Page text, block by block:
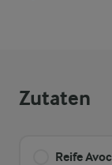
Zutaten
Reife